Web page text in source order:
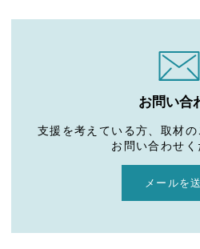
お問い合
支援を考えている方、取材
お問い合わせく
メールを